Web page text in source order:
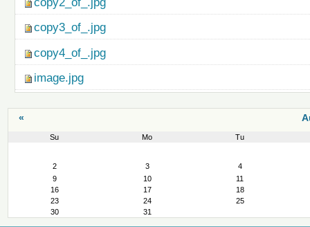
copy3_of_.jpg
copy4_of_.jpg
image.jpg
«
Su Mo Tu
2 3
4
9
10
11
16
17
18
23
24
25
30
31